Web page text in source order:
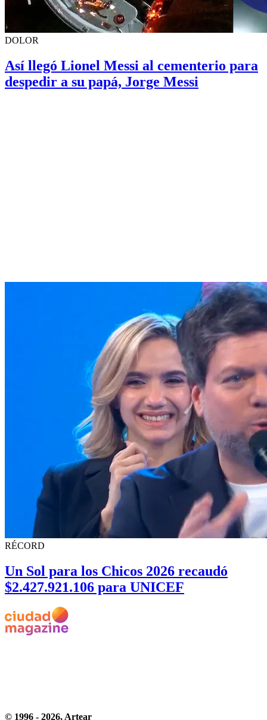
DOLOR
Así llegó Lionel Messi al cementerio para
despedir a su papá, Jorge Messi
RÉCORD
Un Sol para los Chicos 2026 recaudó
$2.427.921.106 para UNICEF
© 1996 - 2026, Artear